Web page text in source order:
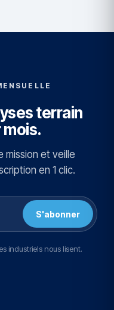
terrain
mission et veille
en 1 clic.
S'abonner
industriels nous lisent.